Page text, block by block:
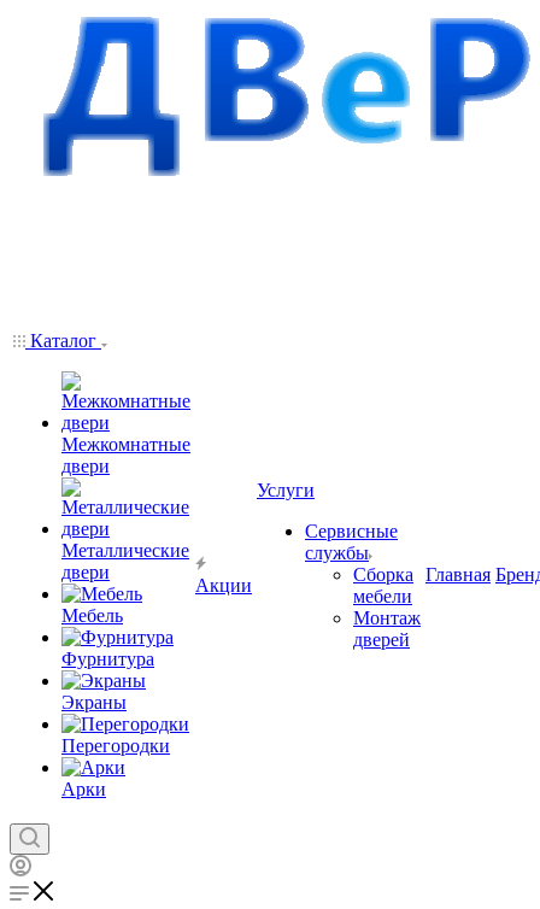
Каталог
Межкомнатные
двери
Металлические
двери
Мебель
Фурнитура
Экраны
Перегородки
Арки
Акции
Услуги
Сервисные
службы
Сборка
мебели
Монтаж
дверей
Главная